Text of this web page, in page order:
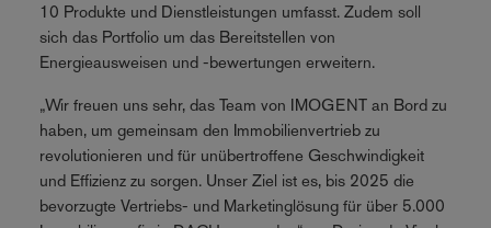
10 Produkte und Dienstleistungen umfasst. Zudem soll
sich das Portfolio um das Bereitstellen von
Energieausweisen und -bewertungen erweitern.
„Wir freuen uns sehr, das Team von IMOGENT an Bord zu
haben, um gemeinsam den Immobilienvertrieb zu
revolutionieren und für unübertroffene Geschwindigkeit
und Effizienz zu sorgen. Unser Ziel ist es, bis 2025 die
bevorzugte Vertriebs- und Marketinglösung für über 5.000